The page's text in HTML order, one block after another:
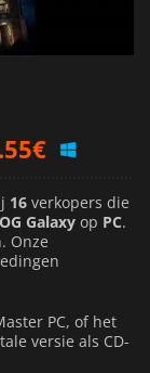
€
€
16 verkopers die
Galaxy op PC.
Onze
PC, of het
versie als CD-